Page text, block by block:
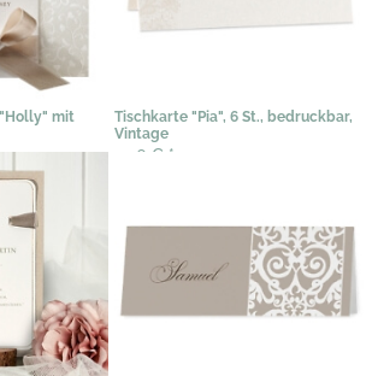
mit
Tischkarte "Pia", 6 St., bedruckbar,
Vintage
2,96 € *